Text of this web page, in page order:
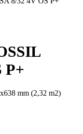
P+
mm (2,32 m2)